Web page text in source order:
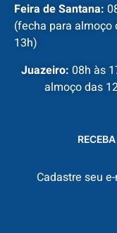
Feira de Santana:
(fecha para almoço
13h)
Juazeiro: 08h às
almoço das
Cadastre seu